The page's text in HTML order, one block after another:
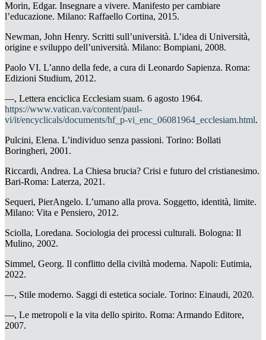
Morin, Edgar. Insegnare a vivere. Manifesto per cambiare
l’educazione. Milano: Raffaello Cortina, 2015.
Newman, John Henry. Scritti sull’università. L’idea di Università,
origine e sviluppo dell’università. Milano: Bompiani, 2008.
Paolo VI. L’anno della fede, a cura di Leonardo Sapienza. Roma:
Edizioni Studium, 2012.
—, Lettera enciclica Ecclesiam suam. 6 agosto 1964.
https://www.vatican.va/content/paul-
vi/it/encyclicals/documents/hf_p-vi_enc_06081964_ecclesiam.html.
Pulcini, Elena. L’individuo senza passioni. Torino: Bollati
Boringheri, 2001.
Riccardi, Andrea. La Chiesa brucia? Crisi e futuro del cristianesimo.
Bari-Roma: Laterza, 2021.
Sequeri, PierAngelo. L’umano alla prova. Soggetto, identità, limite.
Milano: Vita e Pensiero, 2012.
Sciolla, Loredana. Sociologia dei processi culturali. Bologna: Il
Mulino, 2002.
Simmel, Georg. Il conflitto della civiltà moderna. Napoli: Eutimia,
2022.
—, Stile moderno. Saggi di estetica sociale. Torino: Einaudi, 2020.
—, Le metropoli e la vita dello spirito. Roma: Armando Editore,
2007.